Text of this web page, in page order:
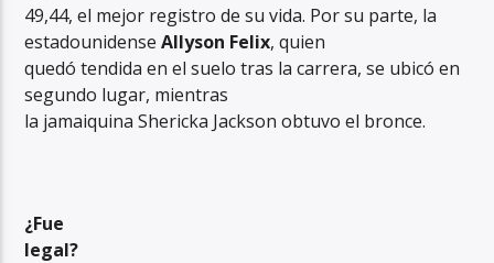
49,44, el mejor registro de su vida. Por su parte, la
estadounidenseAllyson Felix, quien
quedó tendida en el suelo tras la carrera, se ubicó en
segundo lugar, mientras
la jamaiquina Shericka Jackson obtuvo el bronce.
¿Fue
legal?